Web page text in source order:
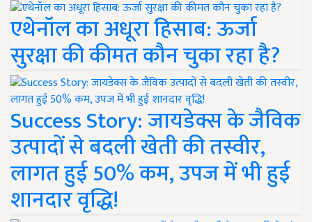
एथेनॉल का अधूरा हिसाब: ऊर्जा
सुरक्षा की कीमत कौन चुका रहा है?
Success Story: जायडेक्स के जैविक
उत्पादों से बदली खेती की तस्वीर,
लागत हुई 50% कम, उपज में भी हुई
शानदार वृद्धि!